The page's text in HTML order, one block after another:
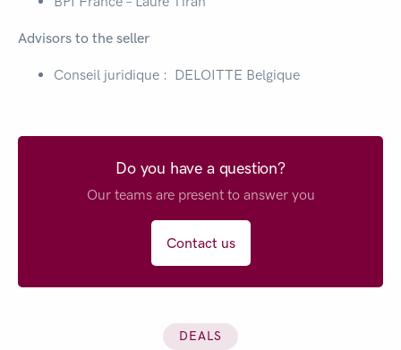
Advisors to the seller
Conseil juridique : DELOITTE Belgique
Do you have a question?
Our teams are present to answer you
Contact us
DEALS